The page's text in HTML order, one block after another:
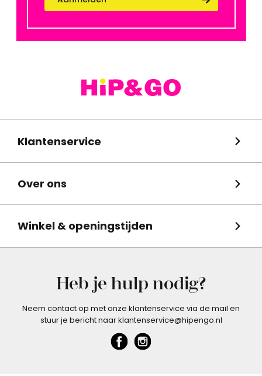
Klantenservice
Over ons
Winkel & openingstijden
Heb je hulp nodig?
Neem contact op met onze klantenservice via de mail en
stuur je bericht naar klantenservice@hipengo.nl